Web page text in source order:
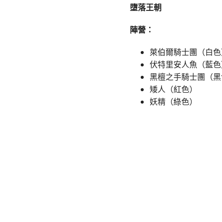
墮落王朝
陣營：
萊伯爾騎士團（白色
伏特里安人魚（藍色
黑檀之手騎士團（黑
矮人（紅色）
妖精（綠色）